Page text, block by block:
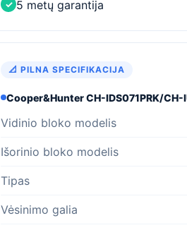
✓ 5 metų garantija
📐 PILNA SPECIFIKACIJA
Cooper&Hunter CH-IDS071PRK/
Vidinio bloko modelis
Išorinio bloko modelis
Tipas
Vėsinimo galia